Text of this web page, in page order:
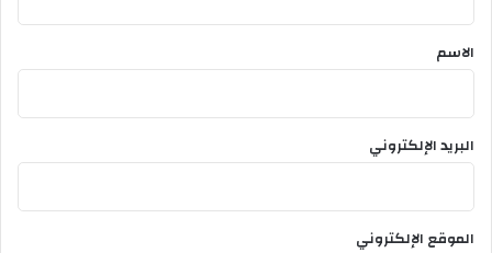
*
الاسم
البريد الإلكتروني
الموقع الإلكتروني